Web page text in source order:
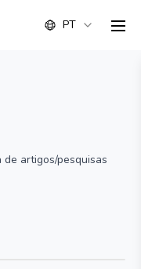
PT
artigos/pesquisas